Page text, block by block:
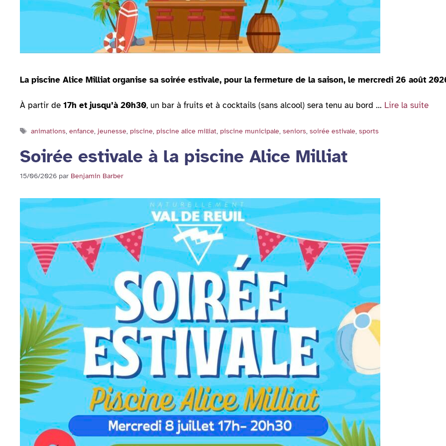
La piscine Alice Milliat organise sa soirée estivale, pour la fermeture de la saison, le mercredi 26 août
À partir de 17h et jusqu’à 20h30, un bar à fruits et à cocktails (sans alcool) sera tenu au bord … Lire la suite
Étiquettes
animations, enfance, jeunesse, piscine, piscine alice milliat, piscine municipale, seniors, soirée estivale, sports
Soirée estivale à la piscine Alice Milliat
15/06/2026 par Benjamin Barber